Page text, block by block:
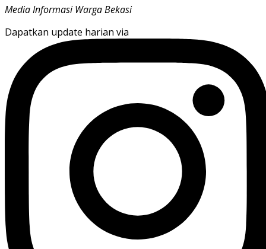
Media Informasi Warga Bekasi
Dapatkan update harian via